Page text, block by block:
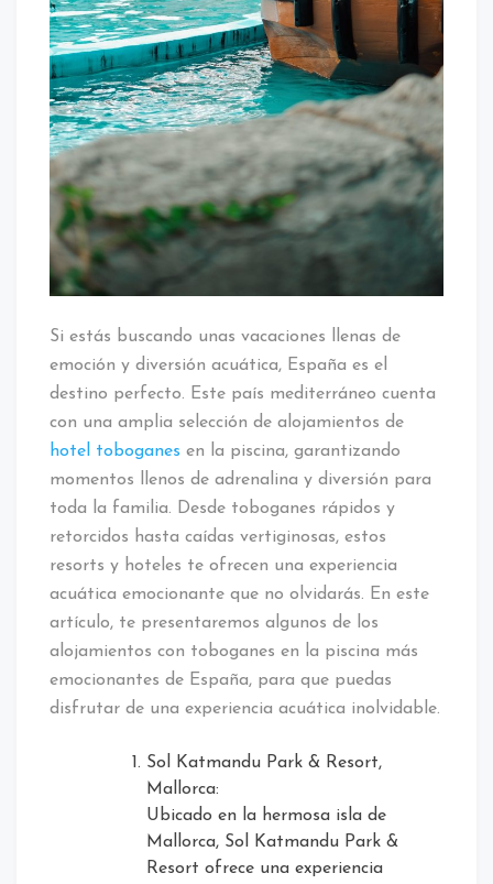
Si estás buscando unas vacaciones llenas de
emoción y diversión acuática, España es el
destino perfecto. Este país mediterráneo cuenta
con una amplia selección de alojamientos de
hotel toboganes en la piscina, garantizando
momentos llenos de adrenalina y diversión para
toda la familia. Desde toboganes rápidos y
retorcidos hasta caídas vertiginosas, estos
resorts y hoteles te ofrecen una experiencia
acuática emocionante que no olvidarás. En este
artículo, te presentaremos algunos de los
alojamientos con toboganes en la piscina más
emocionantes de España, para que puedas
disfrutar de una experiencia acuática inolvidable.
Sol Katmandu Park & Resort,
Mallorca:
Ubicado en la hermosa isla de
Mallorca, Sol Katmandu Park &
Resort ofrece una experiencia